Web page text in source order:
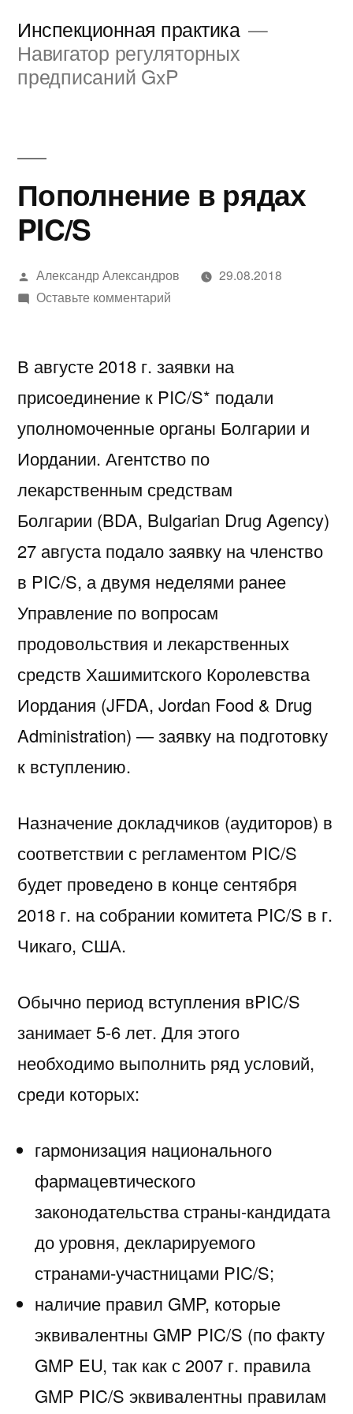
содержимому
Инспекционная практика
Навигатор регуляторных
предписаний GxP
Пополнение в рядах
PIC/S
Написано
автором
Александр Александров
29.08.2018
Оставьте комментарийк
рядах
В августе 2018 г. заявки на
присоединение к PIC/S* подали
уполномоченные органы Болгарии и
Иордании. Агентство по
лекарственным средствам
Болгарии (BDA, Bulgarian Drug Agency)
27 августа подало заявку на членство
в PIC/S, а двумя неделями ранее
Управление по вопросам
продовольствия и лекарственных
средств Хашимитского Королевства
Иордания (JFDA, Jordan Food & Drug
Administration) — заявку на подготовку
к вступлению.
Назначение докладчиков (аудиторов) в
соответствии с регламентом PIC/S
будет проведено в конце сентября
2018 г. на собрании комитета PIC/S в г.
Чикаго, США.
Обычно период вступления вPIC/S
занимает 5-6 лет. Для этого
необходимо выполнить ряд условий,
среди которых:
гармонизация национального
фармацевтического
законодательства страны-кандидата
до уровня, декларируемого
странами-участницами PIC/S;
наличие правил GMP, которые
эквивалентны GMP PIC/S (по факту
GMP EU, так как с 2007 г. правила
GMP PIC/S эквивалентны правилам